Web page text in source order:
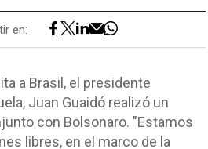
en:
a Brasil, el presidente
Juan Guaidó realizó un
con Bolsonaro. "Estamos
libres, en el marco de la